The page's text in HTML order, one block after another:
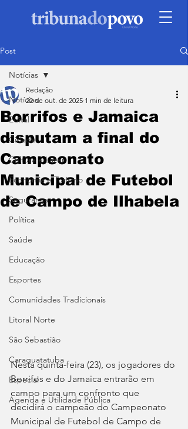
Post
Notícias
Edital
Cidade
Cultura e Lazer
Economia e Turismo
Segurança
Política
Saúde
Educação
Esportes
Comunidades Tradicionais
Litoral Norte
São Sebastião
Caraguatatuba
Especial
Agenda e Utilidade Pública
Notícias
Borrifos e Jamaica
disputam a final do
Campeonato
Municipal de Futebol
de Campo de Ilhabela
Redação
22 de out. de 2025 1 min de leitura
Nesta quinta-feira (23), os jogadores do
Borrifos e do Jamaica entrarão em
campo para um confronto que
decidirá o campeão do Campeonato
Municipal de Futebol de Campo de